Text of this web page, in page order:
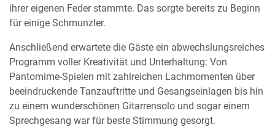
ihrer eigenen Feder stammte. Das sorgte bereits zu Beginn
für einige Schmunzler.
Anschließend erwartete die Gäste ein abwechslungsreiches
Programm voller Kreativität und Unterhaltung: Von
Pantomime-Spielen mit zahlreichen Lachmomenten über
beeindruckende Tanzauftritte und Gesangseinlagen bis hin
zu einem wunderschönen Gitarrensolo und sogar einem
Sprechgesang war für beste Stimmung gesorgt.